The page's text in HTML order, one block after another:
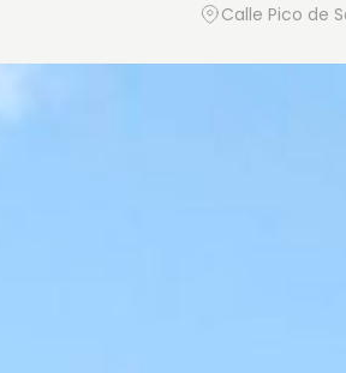
Calle Pico de